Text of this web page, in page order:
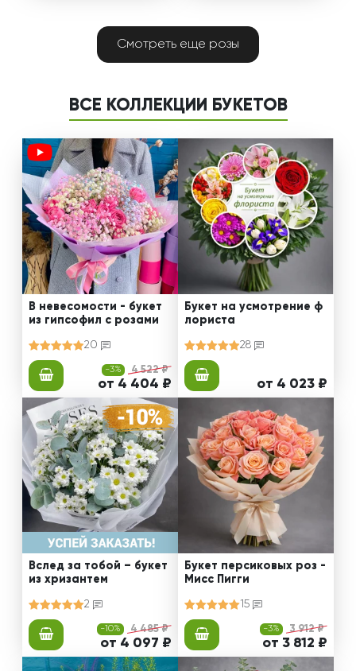
Смотреть еще розы
ВСЕ КОЛЛЕКЦИИ БУКЕТОВ
В невесомости - букет
из гипсофил с розами
20
-3% 4 522 ₽
от 4 404 ₽
Букет на усмотрение ф
лориста
28
от 4 023 ₽
Вслед за тобой – букет
из хризантем
2
-10% 4 485 ₽
от 4 097 ₽
Букет персиковых роз -
Мисс Пигги
15
-3% 3 912 ₽
от 3 812 ₽